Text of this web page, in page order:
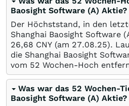
Baosight Software (A) Aktie?
Der Höchststand, in den
Shanghai Baosight Software
26,68 CNY (am 27.08.25).
die Shanghai Baosight
vom 52 Wochen-Hoch
Was war das 52 Wochen-
Baosight Software (A) Aktie?